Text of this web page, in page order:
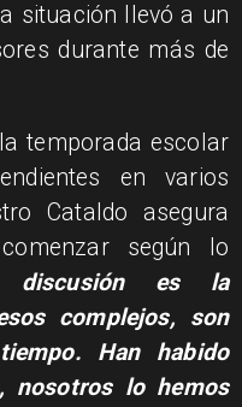
situación llevó a un
durante más de
temporada escolar
en varios
Cataldo asegura
según lo
discusión es la
complejos, son
Han habido
nosotros lo hemos